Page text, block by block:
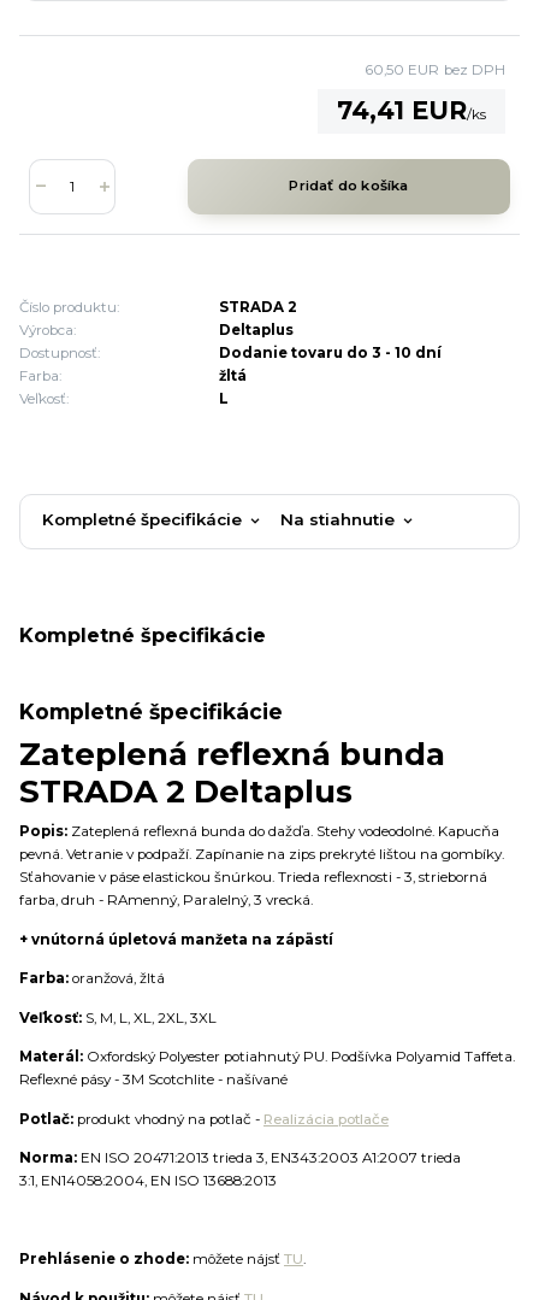
74,41 EUR/ks
60,50 EUR bez DPH
Pridať do košíka
Číslo produktu:
STRADA 2
Výrobca:
Deltaplus
Dostupnosť:
Dodanie tovaru do 3 - 10 dní
Farba:
žltá
Veľkosť:
L
Kompletné špecifikácie Na stiahnutie
Kompletné špecifikácie
Kompletné špecifikácie
Zateplená reflexná bunda
STRADA 2 Deltaplus
Popis: Zateplená reflexná bunda do dažďa. Stehy vodeodolné. Kapucňa
pevná. Vetranie v podpaží. Zapínanie na zips prekryté lištou na gombíky.
Sťahovanie v páse elastickou šnúrkou. Trieda reflexnosti - 3, strieborná
farba, druh - RAmenný, Paralelný, 3 vrecká.
+ vnútorná úpletová manžeta na zápästí
Farba: oranžová, žltá
Veľkosť: S, M, L, XL, 2XL, 3XL
Materál: Oxfordský Polyester potiahnutý PU. Podšívka Polyamid Taffeta.
Reflexné pásy - 3M Scotchlite - našívané
Potlač: produkt vhodný na potlač - Realizácia potlače
Norma: EN ISO 20471:2013 trieda 3, EN343:2003 A1:2007 trieda
3:1, EN14058:2004, EN ISO 13688:2013
Prehlásenie o zhode: môžete nájsť TU.